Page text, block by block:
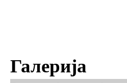
Галерија